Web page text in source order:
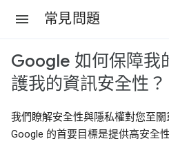
常見問題
Google 如何保障我
護我的資訊安全性？
我們瞭解安全性與隱私權對您至
Google 的首要目標是提供高安全